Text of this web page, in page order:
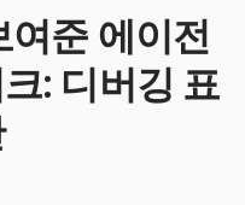
준 에이전
: 디버깅 표